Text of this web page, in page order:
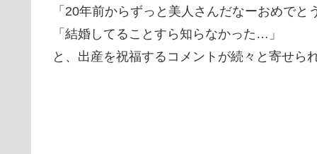
「20年前からずっと美人さんだなーおめでと
「結婚してることすら知らなかった…」
と、出産を祝福するコメントが続々と寄せら